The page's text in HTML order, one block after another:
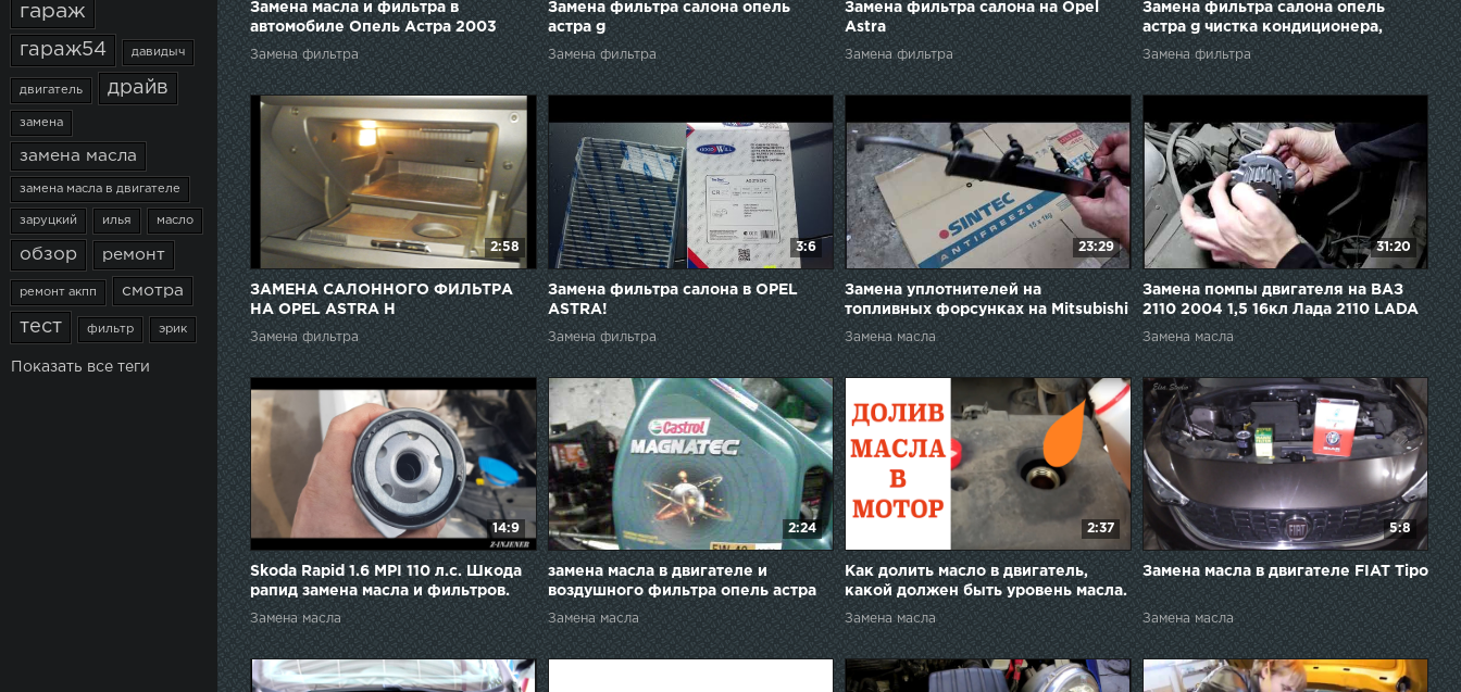
гараж
гараж54 давидыч
двигатель драйв
замена
замена масла
замена масла в двигателе
заруцкий илья масло
обзор ремонт
ремонт акпп смотра
тест фильтр эрик
Показать все теги
Замена масла и фильтра в
автомобиле Опель Астра 2003
Замена фильтра
Замена фильтра салона опель
астра g
Замена фильтра
Замена фильтра салона на Opel
Astra
Замена фильтра
Замена фильтра салона опель
астра g чистка кондиционера,
дезинфекция.
Замена фильтра
2:58
ЗАМЕНА САЛОННОГО ФИЛЬТРА
НА OPEL ASTRA H
Замена фильтра
3:6
Замена фильтра салона в OPEL
ASTRA!
Замена фильтра
23:29
Замена уплотнителей на
топливных форсунках на Mitsubishi
ASX Мицубиси АСХ 1,8 2013 года
1часть
Замена масла
31:20
Замена помпы двигателя на ВАЗ
2110 2004 1,5 16кл Лада 2110 LADA
Замена масла
14:9
Skoda Rapid 1.6 MPI 110 л.с. Шкода
рапид замена масла и фильтров.
Замена масла
2:24
замена масла в двигателе и
воздушного фильтра опель астра
h1.8 +кат№
Замена масла
2:37
Как долить масло в двигатель,
какой должен быть уровень масла.
How to add oil to the engine.
Замена масла
5:8
Замена масла в двигателе FIAT Tipo
Замена масла